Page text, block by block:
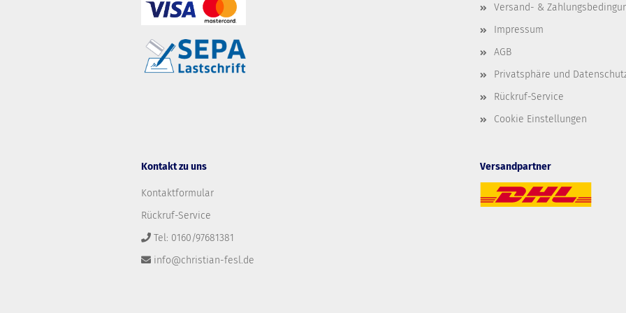
Versand- &
Impressum
AGB
Privatsphäre und
Rückruf-Service
Cookie Einstellungen
Kontakt zu uns
Kontaktformular
Rückruf-Service
Tel: 0160/97681381
info@christian-fesl.de
Versandpartner